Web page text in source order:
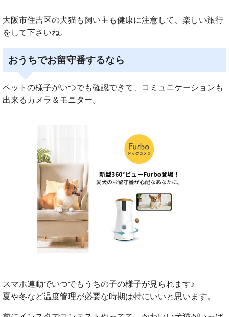
大阪市住吉区の犬猫も飼い主も健康に注意して、楽しい旅行
をして下さいね。
おうちでお留守番するなら
ペットの様子がいつでも確認できて、コミュニケーションも
出来るカメラ＆モニター。
スマホ連動でいつでもうちの子の様子が見られます♪
夏や冬など温度管理が必要な時期は特にいいと思います。